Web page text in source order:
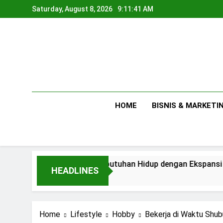
to
Saturday, August 8, 2026 9:11:43 AM
HOME BISNIS &
HEADLINES
Antara Kebutuhan Hidup dengan Ekspansi Usaha
Home Lifestyle Hobby Bekerja di Waktu